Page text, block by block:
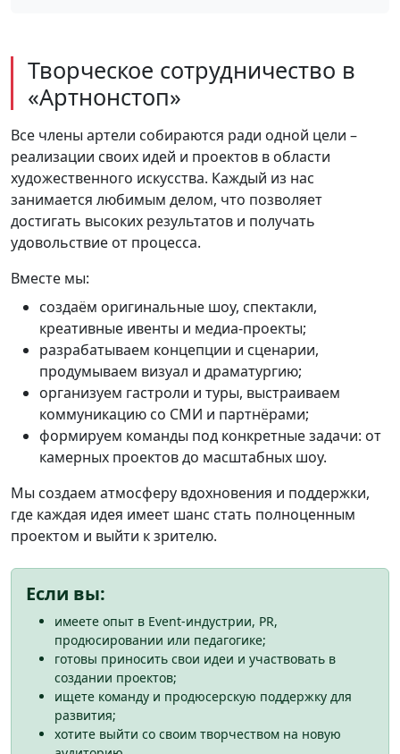
Творческое сотрудничество в
«Артнонстоп»
Все члены артели собираются ради одной цели –
реализации своих идей и проектов в области
художественного искусства. Каждый из нас
занимается любимым делом, что позволяет
достигать высоких результатов и получать
удовольствие от процесса.
Вместе мы:
создаём оригинальные шоу, спектакли,
креативные ивенты и медиа‑проекты;
разрабатываем концепции и сценарии,
продумываем визуал и драматургию;
организуем гастроли и туры, выстраиваем
коммуникацию со СМИ и партнёрами;
формируем команды под конкретные задачи: от
камерных проектов до масштабных шоу.
Мы создаем атмосферу вдохновения и поддержки,
где каждая идея имеет шанс стать полноценным
проектом и выйти к зрителю.
Если вы:
имеете опыт в Event‑индустрии, PR,
продюсировании или педагогике;
готовы приносить свои идеи и участвовать в
создании проектов;
ищете команду и продюсерскую поддержку для
развития;
хотите выйти со своим творчеством на новую